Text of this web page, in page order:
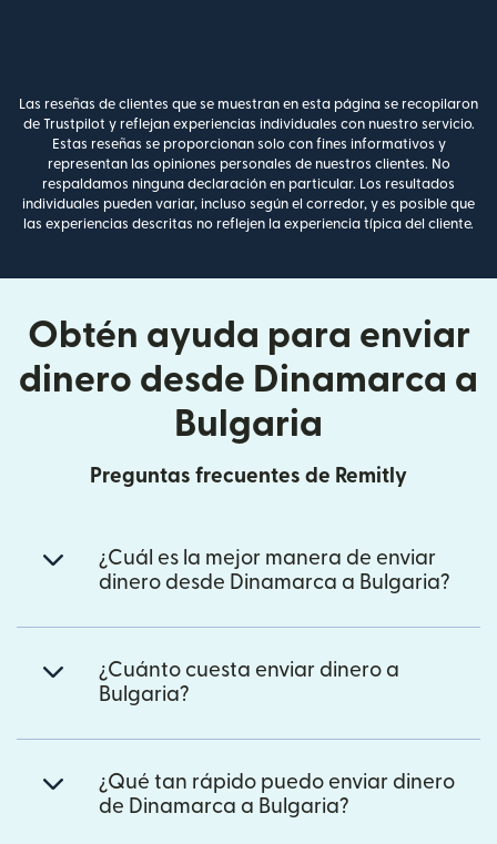
Las reseñas de clientes que se muestran en esta página se recopilaron
de Trustpilot y reflejan experiencias individuales con nuestro servicio.
Estas reseñas se proporcionan solo con fines informativos y
representan las opiniones personales de nuestros clientes. No
respaldamos ninguna declaración en particular. Los resultados
individuales pueden variar, incluso según el corredor, y es posible que
las experiencias descritas no reflejen la experiencia típica del cliente.
Obtén ayuda para enviar
dinero desde Dinamarca a
Bulgaria
Preguntas frecuentes de Remitly
¿Cuál es la mejor manera de enviar
dinero desde Dinamarca a Bulgaria?
¿Cuánto cuesta enviar dinero a
Bulgaria?
¿Qué tan rápido puedo enviar dinero
de Dinamarca a Bulgaria?